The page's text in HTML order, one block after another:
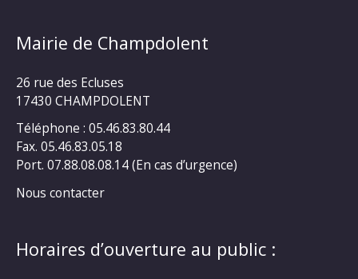
Mairie de Champdolent
26 rue des Ecluses
17430 CHAMPDOLENT
Téléphone : 05.46.83.80.44
Fax. 05.46.83.05.18
Port. 07.88.08.08.14 (En cas d’urgence)
Nous contacter
Horaires d’ouverture au public :